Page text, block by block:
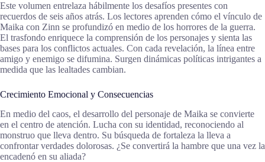
Este volumen entrelaza hábilmente los desafíos presentes con
recuerdos de seis años atrás. Los lectores aprenden cómo el vínculo de
Maika con Zinn se profundizó en medio de los horrores de la guerra.
El trasfondo enriquece la comprensión de los personajes y sienta las
bases para los conflictos actuales. Con cada revelación, la línea entre
amigo y enemigo se difumina. Surgen dinámicas políticas intrigantes a
medida que las lealtades cambian.
Crecimiento Emocional y Consecuencias
En medio del caos, el desarrollo del personaje de Maika se convierte
en el centro de atención. Lucha con su identidad, reconociendo al
monstruo que lleva dentro. Su búsqueda de fortaleza la lleva a
confrontar verdades dolorosas. ¿Se convertirá la hambre que una vez la
encadenó en su aliada?